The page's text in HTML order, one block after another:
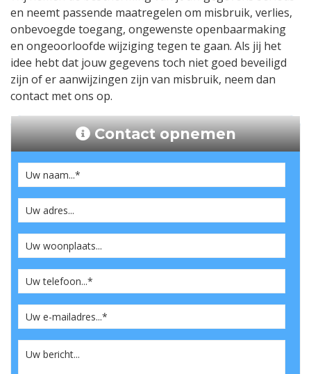
en neemt passende maatregelen om misbruik, verlies,
onbevoegde toegang, ongewenste openbaarmaking
en ongeoorloofde wijziging tegen te gaan. Als jij het
idee hebt dat jouw gegevens toch niet goed beveiligd
zijn of er aanwijzingen zijn van misbruik, neem dan
contact met ons op.
Contact opnemen